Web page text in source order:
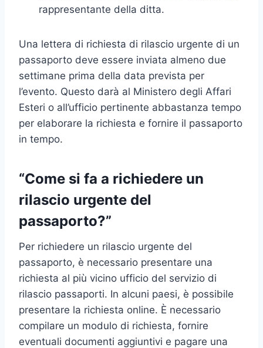
rappresentante della ditta.
Una lettera di richiesta di rilascio urgente di un
passaporto deve essere inviata almeno due
settimane prima della data prevista per
l’evento. Questo darà al Ministero degli Affari
Esteri o all’ufficio pertinente abbastanza tempo
per elaborare la richiesta e fornire il passaporto
in tempo.
“Come si fa a richiedere un
rilascio urgente del
passaporto?”
Per richiedere un rilascio urgente del
passaporto, è necessario presentare una
richiesta al più vicino ufficio del servizio di
rilascio passaporti. In alcuni paesi, è possibile
presentare la richiesta online. È necessario
compilare un modulo di richiesta, fornire
eventuali documenti aggiuntivi e pagare una